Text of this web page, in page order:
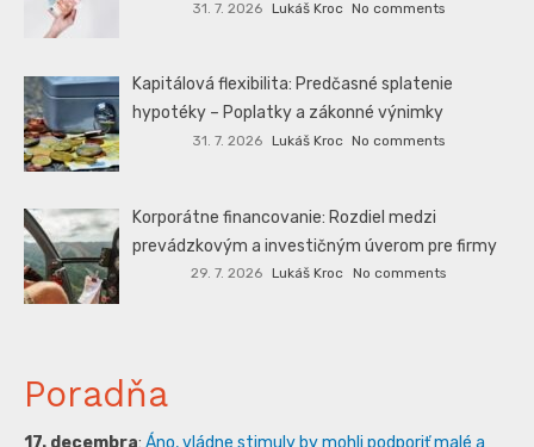
31. 7. 2026 Lukáš Kroc No comments
Kapitálová flexibilita: Predčasné splatenie
hypotéky – Poplatky a zákonné výnimky
31. 7. 2026 Lukáš Kroc No comments
Korporátne financovanie: Rozdiel medzi
prevádzkovým a investičným úverom pre firmy
29. 7. 2026 Lukáš Kroc No comments
Poradňa
17. decembra: Áno, vládne stimuly by mohli podporiť malé a